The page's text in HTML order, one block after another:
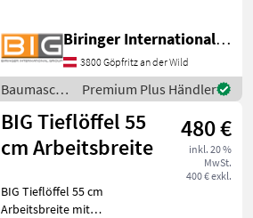
Abmessungen der
Aufnahme:
Bolzendurchmesser: 45 mm
Stiel-/Aufnahmebreite: 22
Biringer International GmbH
3800 Göpfritz an der Wild
Baumaschinen
/ BIG
Premium Plus Händler
BIG Tieflöffel 55
cm Arbeitsbreite
480 €
inkl. 20 %
MwSt.
400 € exkl.
BIG Tieflöffel 55 cm
Arbeitsbreite mit